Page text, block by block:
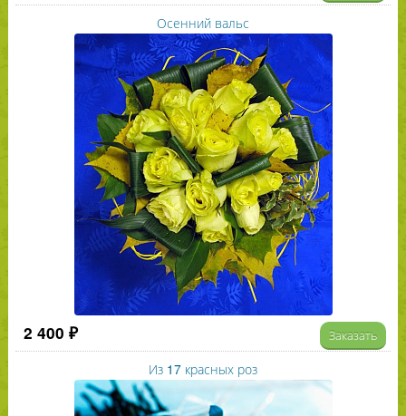
Осенний вальс
2 400 ₽ Заказать
Из 17 красных роз